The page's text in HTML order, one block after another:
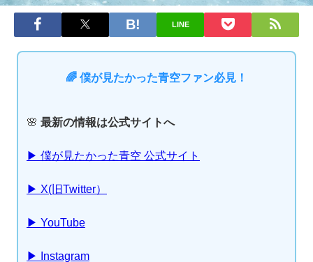
LINE
🌈 僕が見たかった青空ファン必見！
🌸 最新の情報は公式サイトへ
▶ 僕が見たかった青空 公式サイト
▶ X(旧Twitter）
▶ YouTube
▶ Instagram